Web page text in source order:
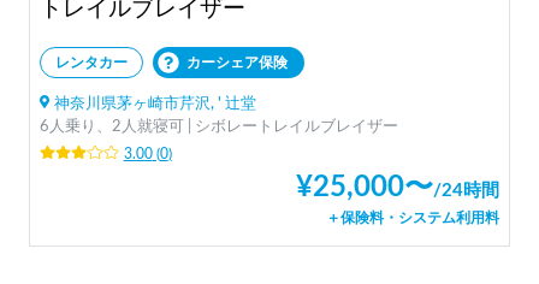
トレイルブレイザー
レンタカー カーシェア保険
神奈川県茅ヶ崎市芹沢, ' 辻堂
6人乗り、2人就寝可 | シボレートレイルブレイザー
3.00(0)
¥25,000〜/24時間
＋保険料・システム利用料